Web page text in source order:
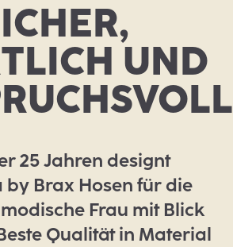
UND
25 Jahren designt
by Brax Hosen für die
Frau mit Blick
Qualität in Material